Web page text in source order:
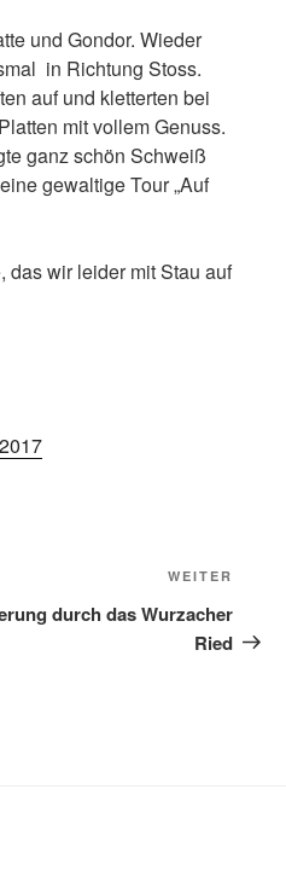
und Gondor. Wieder
in Richtung Stoss.
auf und kletterten bei
mit vollem Genuss.
ganz schön Schweiß
gewaltige Tour „Auf
wir leider mit Stau auf
Beitrag
WEITER
durch das Wurzacher
Ried